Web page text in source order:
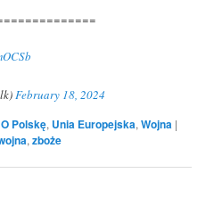
February 18, 2024
O Polskę, Unia Europejska,Wojna |
,zboże